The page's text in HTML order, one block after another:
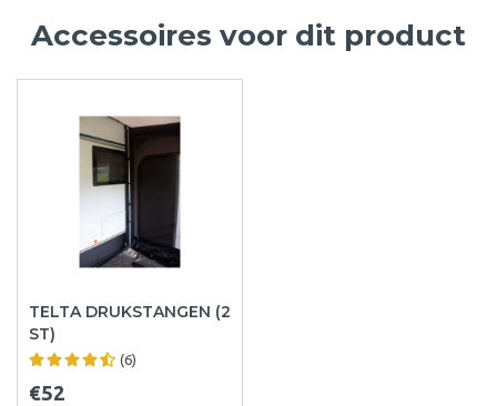
Accessoires voor dit product
TELTA DRUKSTANGEN (2
ST)
(6)
€52